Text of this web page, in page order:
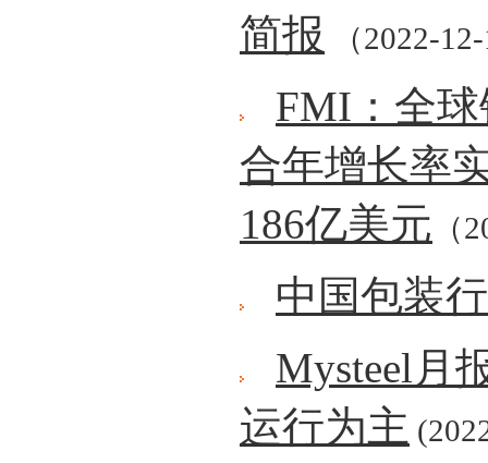
简报 （2022-
FMI：全
合年增长率
186亿美元 （
中国包装
Mysteel月
运行为主